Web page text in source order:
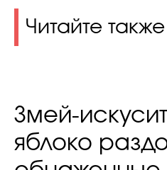
Читайте также
Змей-
яблоко